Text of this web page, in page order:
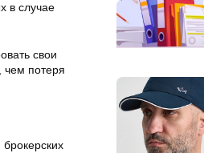
в случае
свои
чем потеря